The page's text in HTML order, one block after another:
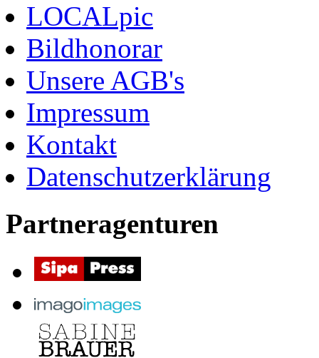
LOCALpic
Bildhonorar
Unsere AGB's
Impressum
Kontakt
Datenschutzerklärung
Partneragenturen